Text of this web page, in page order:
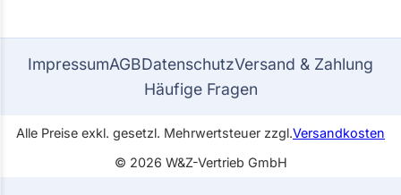
ImpressumAGBDatenschutzVersand & Zahlung
Häufige Fragen
Alle Preise exkl. gesetzl. Mehrwertsteuer zzgl.Versandkosten
© 2026 W&Z-Vertrieb GmbH